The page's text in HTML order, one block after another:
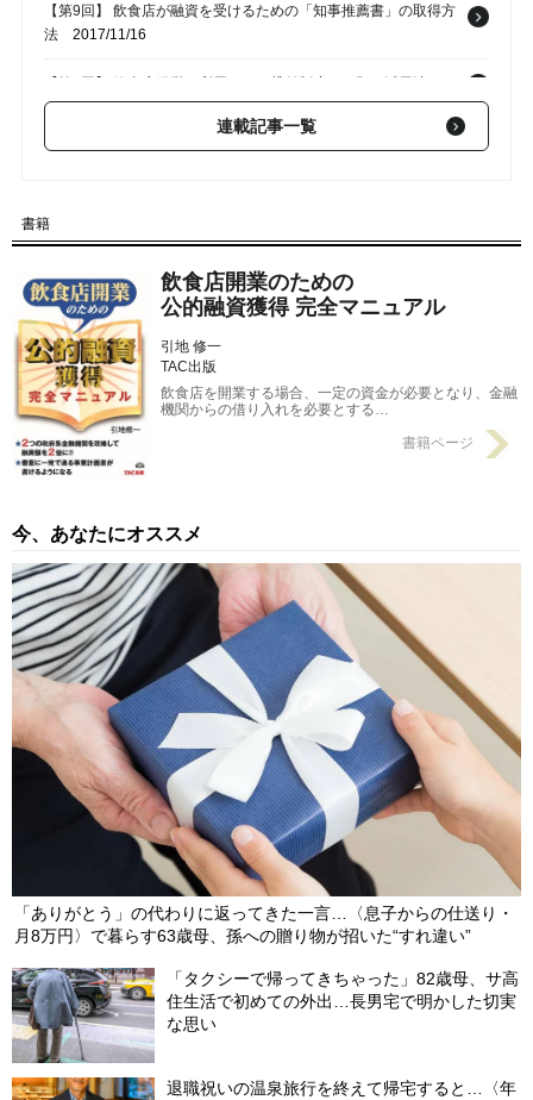
【第9回】 飲食店が融資を受けるための「知事推薦書」の取得方
法 2017/11/16
【第8回】 飲食店経営で利用できる貸付制度の種類と活用法
2017/11/09
【第6回】 無担保無保証の「新創業融資」と「創業融資」の違
【第5回】 信用保証協会付融資（制度融資）の仕組みとは？
2017/10/19
連載記事一覧
書籍
飲食店開業のための
公的融資獲得 完全マニュアル
引地 修一
TAC出版
飲食店を開業する場合、一定の資金が必要となり、金融
機関からの借り入れを必要とする…
書籍ページ
今、あなたにオススメ
「ありがとう」の代わりに返ってきた一言…〈息子からの仕送り・
月8万円〉で暮らす63歳母、孫への贈り物が招いた“すれ違い”
「タクシーで帰ってきちゃった」82歳母、サ高
住生活で初めての外出…長男宅で明かした切実
な思い
退職祝いの温泉旅行を終えて帰宅すると…〈年